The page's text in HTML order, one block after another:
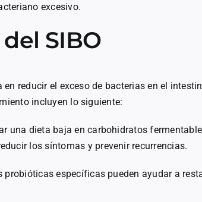
excesivo.
SIBO
en reducir el exceso de bacterias en el
incluyen lo siguiente:
una dieta baja en carbohidratos
los síntomas y prevenir recurrencias.
probióticas específicas pueden ayudar a